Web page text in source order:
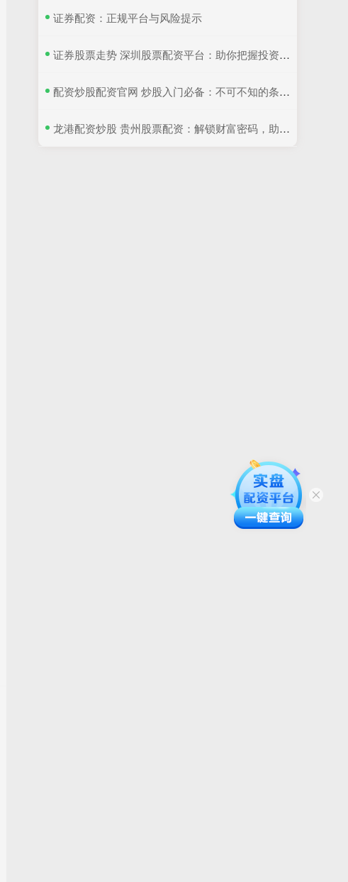
​证券配资：正规平台与风险提示
​证券股票走势 深圳股票配资平台：助你把握投资机遇，实现财富增值
​配资炒股配资官网 炒股入门必备：不可不知的条件和限制
​龙港配资炒股 贵州股票配资：解锁财富密码，助力投资梦想